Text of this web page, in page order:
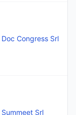
Doc Congress Srl
Summeet Srl